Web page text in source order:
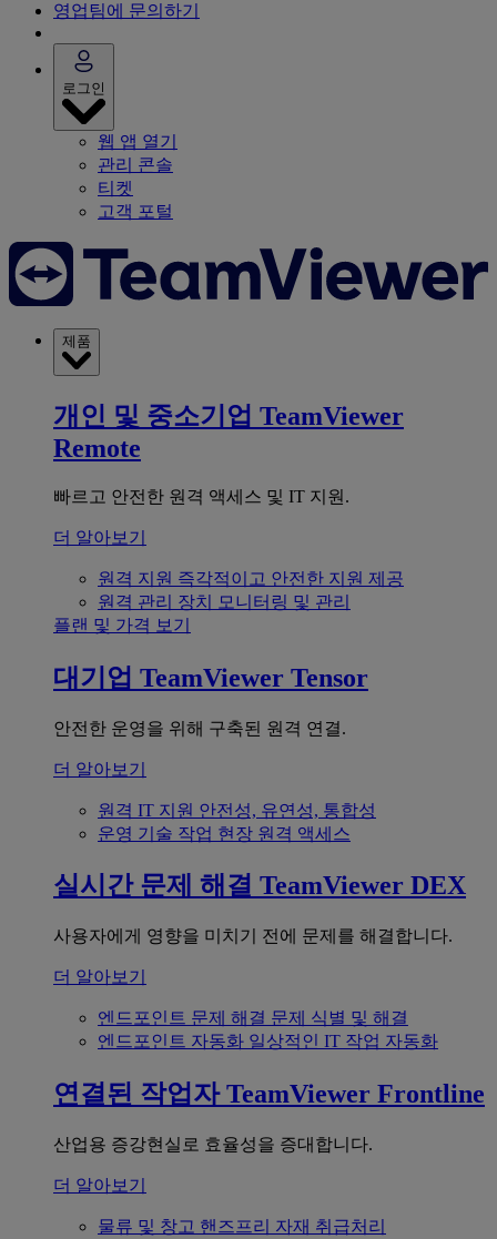
영업팀에 문의하기
로그인
웹 앱 열기
관리 콘솔
티켓
고객 포털
제품
개인 및 중소기업 TeamViewer
Remote
빠르고 안전한 원격 액세스 및 IT 지원.
더 알아보기
원격 지원 즉각적이고 안전한 지원 제공
원격 관리 장치 모니터링 및 관리
플랜 및 가격 보기
대기업 TeamViewer Tensor
안전한 운영을 위해 구축된 원격 연결.
더 알아보기
원격 IT 지원 안전성, 유연성, 통합성
운영 기술 작업 현장 원격 액세스
실시간 문제 해결 TeamViewer DEX
사용자에게 영향을 미치기 전에 문제를 해결합니다.
더 알아보기
엔드포인트 문제 해결 문제 식별 및 해결
엔드포인트 자동화 일상적인 IT 작업 자동화
연결된 작업자 TeamViewer Frontline
산업용 증강현실로 효율성을 증대합니다.
더 알아보기
물류 및 창고 핸즈프리 자재 취급처리